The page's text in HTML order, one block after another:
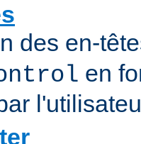
des en-
en